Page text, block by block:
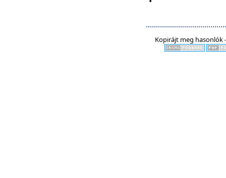
Kopirájt meg hasonlók